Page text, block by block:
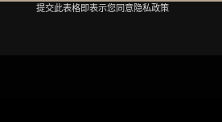
提交此表格即表示您同意隐私政策